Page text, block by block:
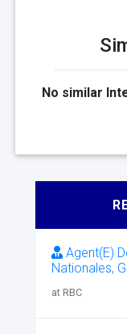
No similar
Agent(E)
Nationales,
at RBC